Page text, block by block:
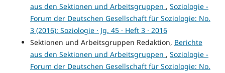
aus den Sektionen und Arbeitsgruppen , Soziologie -
Forum der Deutschen Gesellschaft für Soziologie: No.
3 (2016): Soziologie · Jg. 45 · Heft 3 · 2016
Sektionen und Arbeitsgruppen Redaktion, Berichte
aus den Sektionen und Arbeitsgruppen , Soziologie -
Forum der Deutschen Gesellschaft für Soziologie: No.